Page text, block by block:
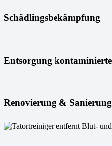
Schädlingsbekämpfung
Entsorgung
Renovierung & Sanierung